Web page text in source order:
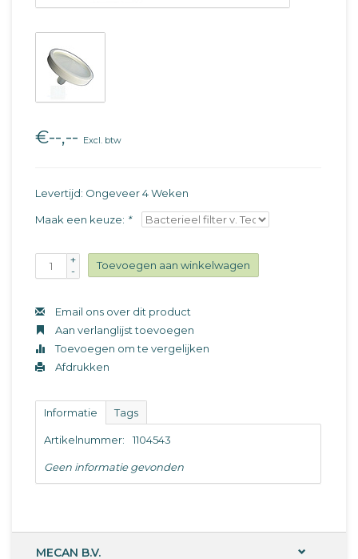
€--,-- Excl. btw
Levertijd: Ongeveer 4 Weken
Maak een keuze: *
+
-
Toevoegen aan winkelwagen
Email ons over dit product
Aan verlanglijst toevoegen
Toevoegen om te vergelijken
Afdrukken
Informatie Tags
Artikelnummer: 1104543
Geen informatie gevonden
MECAN B.V.